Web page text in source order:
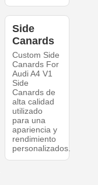
Side
Canards
Custom Side
Canards For
Audi A4 V1
Side
Canards de
alta calidad
utilizado
para una
apariencia y
rendimiento
personalizados.